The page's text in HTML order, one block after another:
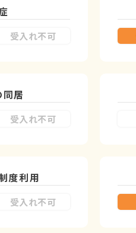
受入れ不可
居
受入れ不可
度利用
受入れ不可